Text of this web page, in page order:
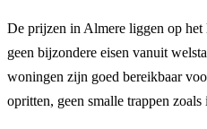
De prijzen in Almere liggen op
geen bijzondere eisen vanuit
woningen zijn goed bereikbaar
opritten, geen smalle trappen